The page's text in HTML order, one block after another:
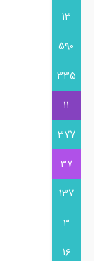
13
590
335
11
377
37
137
3
16